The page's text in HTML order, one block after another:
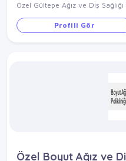
Özel Gültepe Ağız ve Diş
Profili Gör
Özel Boyut Ağız ve